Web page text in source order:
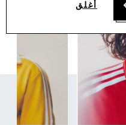
أغلق